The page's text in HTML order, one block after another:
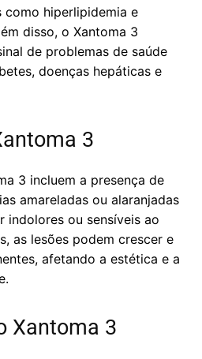
como hiperlipidemia e
disso, o Xantoma 3
de problemas de saúde
doenças hepáticas e
3
3 incluem a presença de
amareladas ou alaranjadas
indolores ou sensíveis ao
as lesões podem crescer e
afetando a estética e a
Xantoma 3